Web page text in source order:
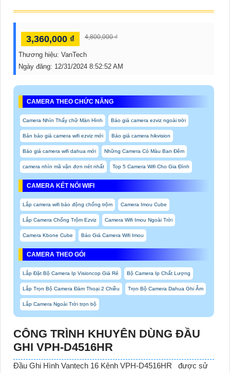
3,360,000 ₫ 4,800,000 ₫
Thương hiệu: VanTech
Ngày đăng: 12/31/2024 8:52:52 AM
CAMERA THEO CHỨC NĂNG
Camera Nhìn Thấy chữ Màn Hình Báo giá camera ezviz ngoài trời
Bản báo giá camera wifi ezviz mới Báo giá camera hikvision
Báo giá camera wifi dahua mới Những Camera Có Màu Ban Đêm
camera nhìn mã vận đơn nét nhất Top 5 Camera Wifi Cho Gia Đình
CAMERA KẾT NỐI WIFI
Lắp camera wifi báo động chống trộm Camera Imou Cube
Lắp Camera Chống Trộm Ezviz Camera Wifi Imou Ngoài Trời
Camera Kbone Cube Báo Giá Camera Wifi Imou
CAMERA THEO GÓI
Lắp Đặt Bộ Camera Ip Visioncop Giá Rẻ Bộ Camera Ip Chất Lượng
Lắp Trọn Bộ Camera Đàm Thoại 2 Chiều Trọn Bộ Camera Dahua Ghi Âm
Lắp Camera Ngoài Trời trọn bộ
CÔNG TRÌNH KHUYÊN DÙNG ĐẦU
GHI VPH-D4516HR
Đầu Ghi Hình Vantech 16 Kênh VPH-D4516HR
được sử